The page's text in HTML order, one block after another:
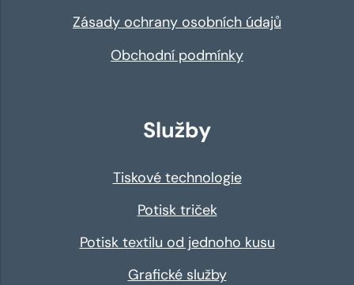
Zásady ochrany osobních údajů
Obchodní podmínky
Služby
Tiskové technologie
Potisk triček
Potisk textilu od jednoho kusu
Grafické služby